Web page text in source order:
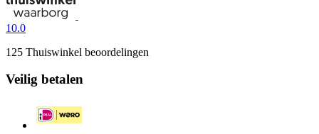
10.0
125 Thuiswinkel beoordelingen
Veilig betalen